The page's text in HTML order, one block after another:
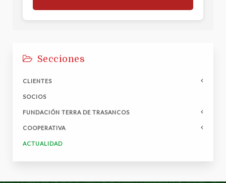
Secciones
CLIENTES
SOCIOS
FUNDACIÓN TERRA DE TRASANCOS
COOPERATIVA
ACTUALIDAD